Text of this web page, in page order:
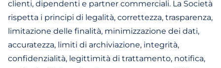
clienti, dipendenti e partner commerciali. La Società
rispetta i principi di legalità, correttezza, trasparenza,
limitazione delle finalità, minimizzazione dei dati,
accuratezza, limiti di archiviazione, integrità,
confidenzialità, legittimità di trattamento, notifica,